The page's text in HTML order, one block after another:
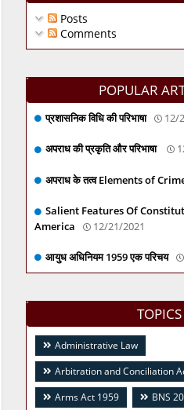
Posts
Comments
POPULAR
प्रशासनिक विधि की परिभाषा 12/
अपराध की प्रकृति और परिभाषा
अपराध के तत्व Elements of
Salient Features Of
America
12/21/2021
आयुध अधिनियम 1959 एक परिचय
TOPICS
Administrative Law
Arbitration and Conciliation
Arms Act 1959
BNS